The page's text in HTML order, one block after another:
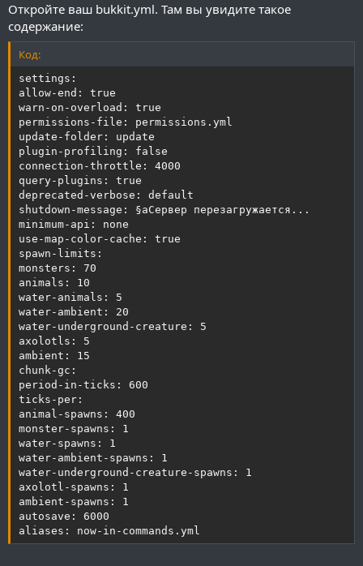
Откройте ваш bukkit.yml. Там вы увидите такое
содержание:
Код:
settings:
allow-end: true
warn-on-overload: true
permissions-file: permissions.yml
update-folder: update
plugin-profiling: false
connection-throttle: 4000
query-plugins: true
deprecated-verbose: default
shutdown-message: §aСервер перезагружается...
minimum-api: none
use-map-color-cache: true
spawn-limits:
monsters: 70
animals: 10
water-animals: 5
water-ambient: 20
water-underground-creature: 5
axolotls: 5
ambient: 15
chunk-gc:
period-in-ticks: 600
ticks-per:
animal-spawns: 400
monster-spawns: 1
water-spawns: 1
water-ambient-spawns: 1
water-underground-creature-spawns: 1
axolotl-spawns: 1
ambient-spawns: 1
autosave: 6000
aliases: now-in-commands.yml